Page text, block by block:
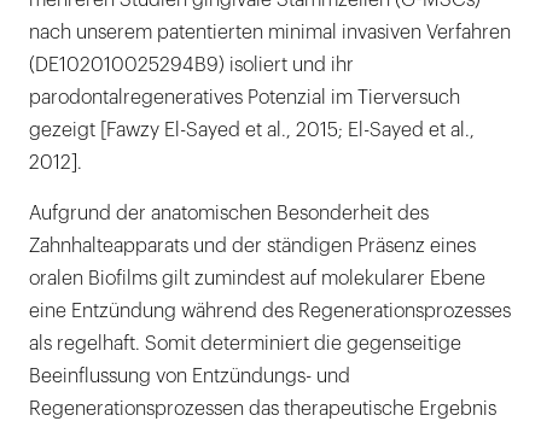
nach unserem patentierten minimal invasiven Verfahren
(DE102010025294B9) isoliert und ihr
parodontalregeneratives Potenzial im Tierversuch
gezeigt [Fawzy El-Sayed et al., 2015; El-Sayed et al.,
2012].
Aufgrund der anatomischen Besonderheit des
Zahnhalteapparats und der ständigen Präsenz eines
oralen Biofilms gilt zumindest auf molekularer Ebene
eine Entzündung während des Regenerationsprozesses
als regelhaft. Somit determiniert die gegenseitige
Beeinflussung von Entzündungs- und
Regenerationsprozessen das therapeutische Ergebnis